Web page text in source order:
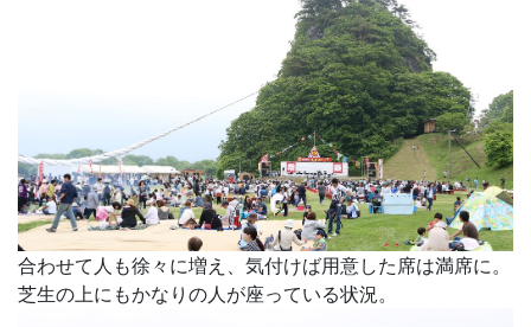
合わせて人も徐々に増え、気付けば用意した席は満席に。
芝生の上にもかなりの人が座っている状況。